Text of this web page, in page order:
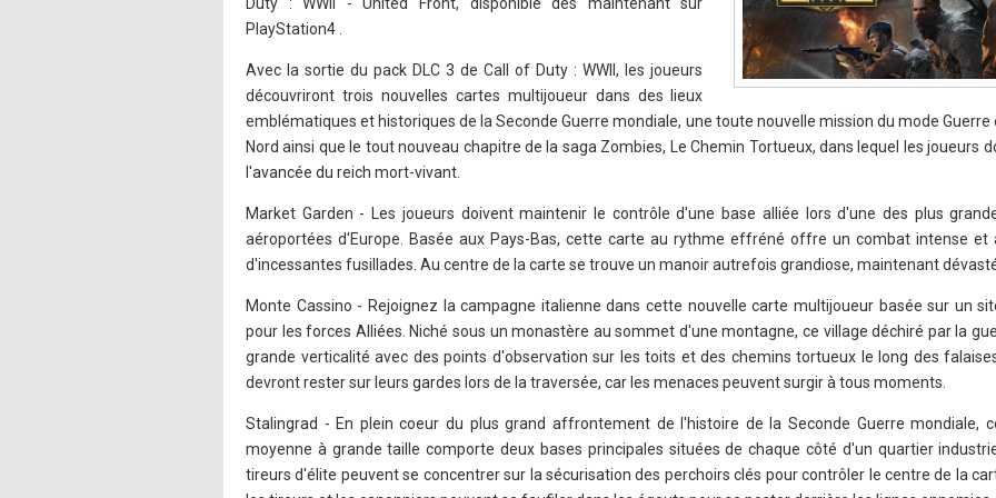
PlayStation4 .
Avec la sortie du pack DLC 3 de Call of Duty : WWII, les joueurs
découvriront trois nouvelles cartes multijoueur dans des lieux
emblématiques et historiques de la Seconde Guerre mondiale, une toute nouvelle mission du mode
Nord ainsi que le tout nouveau chapitre de la saga Zombies, Le Chemin Tortueux, dans lequel les joueurs
l'avancée du reich mort-vivant.
Market Garden - Les joueurs doivent maintenir le contrôle d'une base alliée lors d'une des plus
aéroportées d'Europe. Basée aux Pays-Bas, cette carte au rythme effréné offre un combat intense et
d'incessantes fusillades. Au centre de la carte se trouve un manoir autrefois grandiose, maintenant
Monte Cassino - Rejoignez la campagne italienne dans cette nouvelle carte multijoueur basée sur un
pour les forces Alliées. Niché sous un monastère au sommet d'une montagne, ce village déchiré par la
grande verticalité avec des points d'observation sur les toits et des chemins tortueux le long des
devront rester sur leurs gardes lors de la traversée, car les menaces peuvent surgir à tous moments.
Stalingrad - En plein coeur du plus grand affrontement de l'histoire de la Seconde Guerre mondiale,
moyenne à grande taille comporte deux bases principales situées de chaque côté d'un quartier
tireurs d'élite peuvent se concentrer sur la sécurisation des perchoirs clés pour contrôler le centre de la